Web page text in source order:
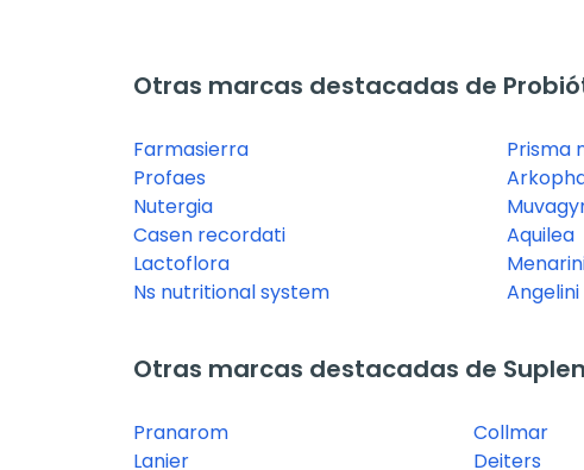
Otras marcas destacadas de
Farmasierra
Profaes
Nutergia
Casen recordati
Lactoflora
Ns nutritional system
Prisma
Aquilea
Angelini
Otras marcas destacadas de
Pranarom
Lanier
Collmar
Deiters